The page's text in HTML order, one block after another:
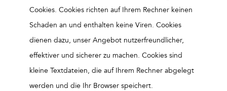
Cookies. Cookies richten auf Ihrem Rechner keinen
Schaden an und enthalten keine Viren. Cookies
dienen dazu, unser Angebot nutzerfreundlicher,
effektiver und sicherer zu machen. Cookies sind
kleine Textdateien, die auf Ihrem Rechner abgelegt
werden und die Ihr Browser speichert.